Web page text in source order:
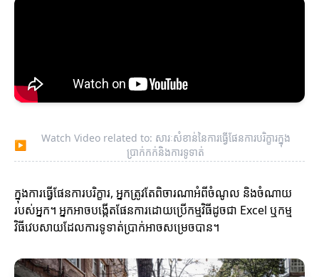
▶
Watch Video related to: សារៈសំខាន់នៃការធ្វើផែនការបរិក្ខារ​ក្នុង
ប្រាក់កក់និងការទូទាត់
ក្នុងការធ្វើផែនការបរិក្ខារ, អ្នកត្រូវតែពិចារណាអំពីចំណូល និងចំណាយ
របស់អ្នក។ អ្នកអាចបង្កើតផែនការដោយប្រើកម្មវិធីដូចជា Excel ឬកម្ម
វិធីវេបសាយដែលការទូទាត់ប្រាក់អាចសម្រេចបាន។